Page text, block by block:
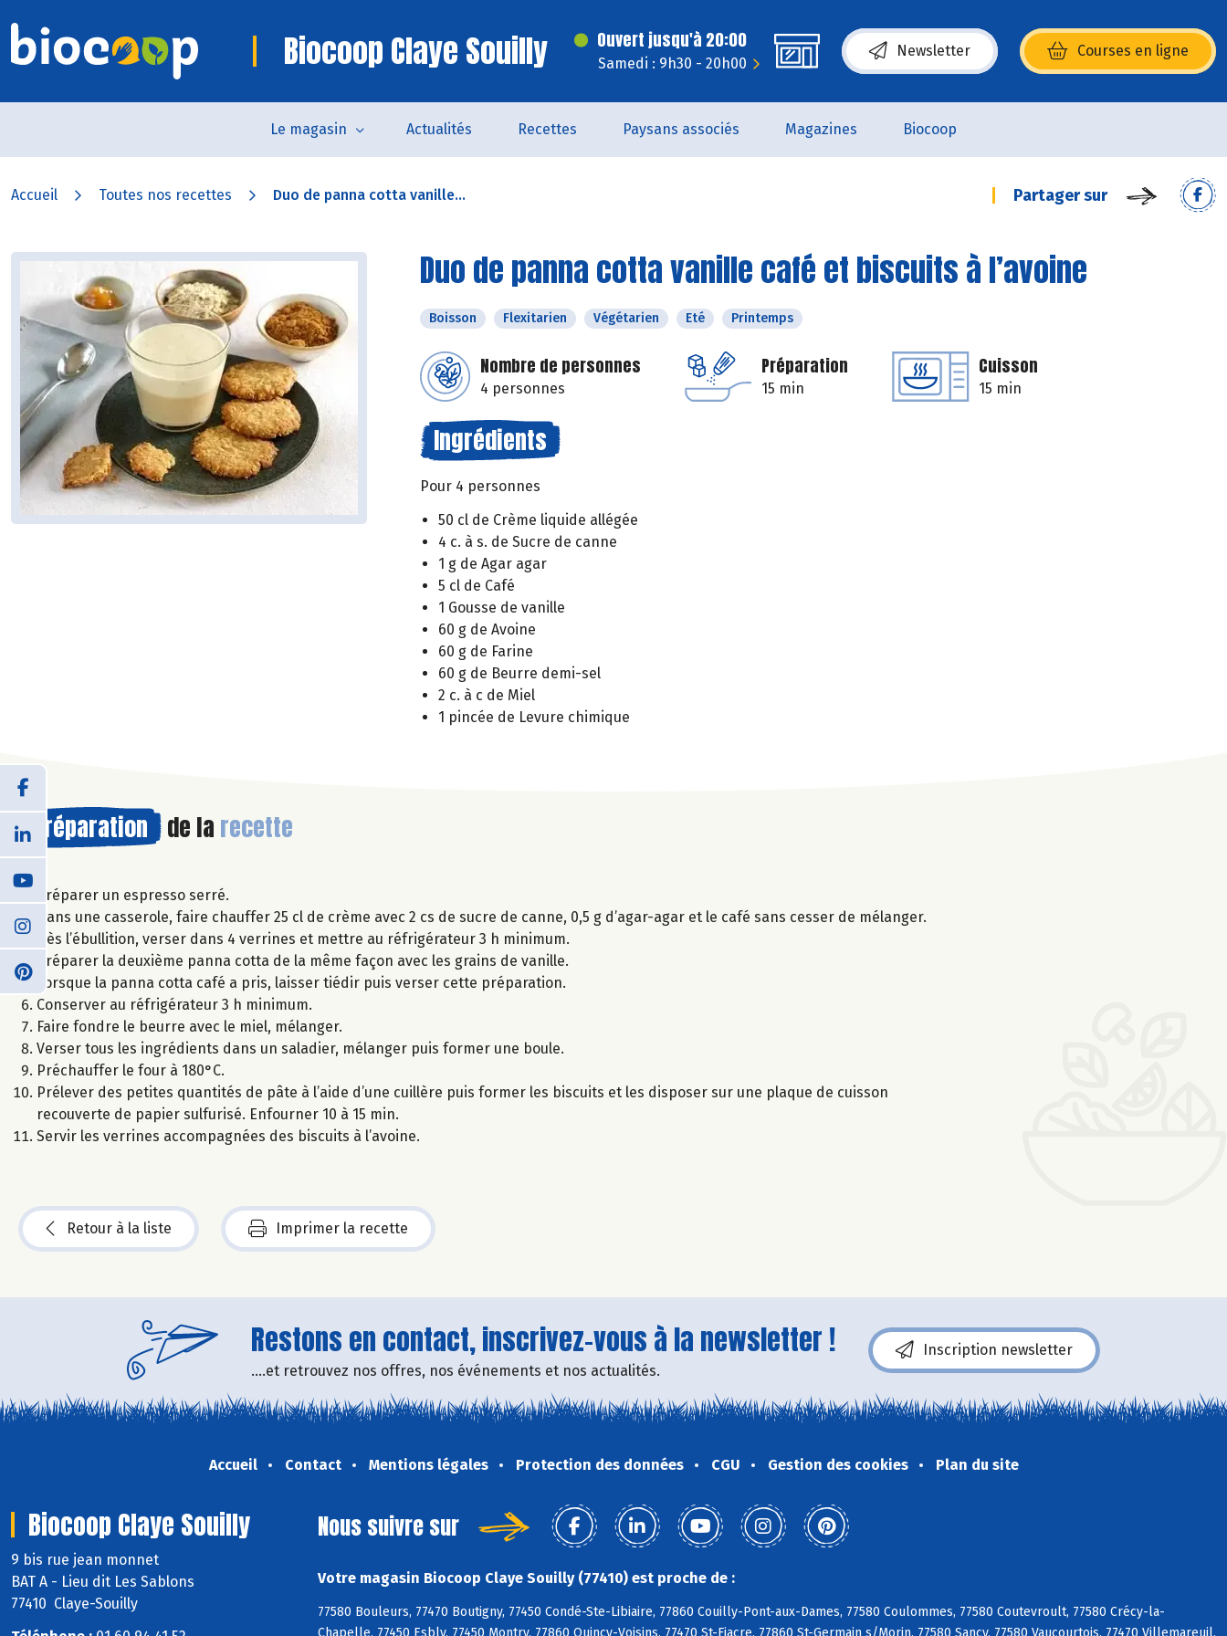
Biocoop Claye Souilly Ouvert jusqu'à 20:00
Samedi : 9h30 - 20h00
Newsletter Courses en ligne
(s’ouvre dans une nouvelle fenêtre)
Le magasin Actualités Recettes Paysans associés Magazines Biocoop
Accueil Toutes nos recettes Duo de panna cotta vanille... Partager sur
Duo de panna cotta vanille café et biscuits à l’avoine
Boisson Flexitarien Végétarien Eté Printemps
Nombre de personnes
4 personnes
Préparation
15 min
Cuisson
15 min
Ingrédients
Pour 4 personnes
50 cl de Crème liquide allégée
4 c. à s. de Sucre de canne
1 g de Agar agar
5 cl de Café
1 Gousse de vanille
60 g de Avoine
60 g de Farine
60 g de Beurre demi-sel
2 c. à c de Miel
1 pincée de Levure chimique
Préparation de la recette
Préparer un espresso serré.
Dans une casserole, faire chauffer 25 cl de crème avec 2 cs de sucre de canne, 0,5 g d’agar-agar et le café sans cesser de mélanger.
Dès l’ébullition, verser dans 4 verrines et mettre au réfrigérateur 3 h minimum.
Préparer la deuxième panna cotta de la même façon avec les grains de vanille.
Lorsque la panna cotta café a pris, laisser tiédir puis verser cette préparation.
Conserver au réfrigérateur 3 h minimum.
Faire fondre le beurre avec le miel, mélanger.
Verser tous les ingrédients dans un saladier, mélanger puis former une boule.
Préchauffer le four à 180°C.
Prélever des petites quantités de pâte à l’aide d’une cuillère puis former les biscuits et les disposer sur une plaque de cuisson
recouverte de papier sulfurisé. Enfourner 10 à 15 min.
Servir les verrines accompagnées des biscuits à l’avoine.
Retour à la liste Imprimer la recette
Restons en contact, inscrivez-vous à la newsletter !
....et retrouvez nos offres, nos événements et nos actualités.
Inscription newsletter
Accueil Contact Mentions légales Protection des données CGU Gestion des cookies Plan du site
Biocoop Claye Souilly
9 bis rue jean monnet
BAT A - Lieu dit Les Sablons
77410 Claye-Souilly
Nous suivre sur
Votre magasin Biocoop Claye Souilly (77410) est proche de :
77580 Bouleurs, 77470 Boutigny, 77450 Condé-Ste-Libiaire, 77860 Couilly-Pont-aux-Dames, 77580 Coulommes, 77580 Coutevroult, 77580 Crécy-la-
Chapelle, 77450 Esbly, 77450 Montry, 77860 Quincy-Voisins, 77470 St-Fiacre, 77860 St-Germain s/Morin, 77580 Sancy, 77580 Vaucourtois, 77470 Villemareuil,